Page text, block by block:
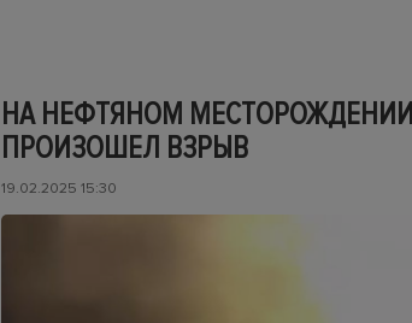
НА НЕФТЯНОМ
ПРОИЗОШЕЛ ВЗРЫВ
19.02.2025 15:30